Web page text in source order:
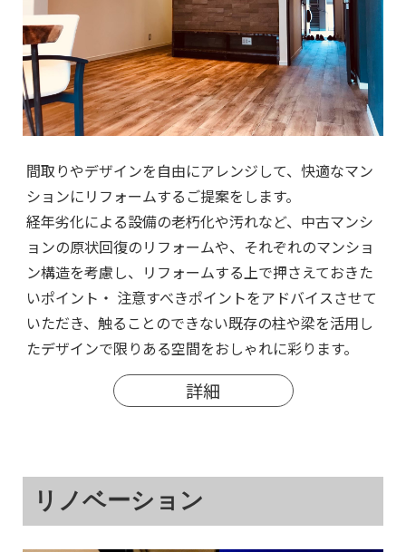
間取りやデザインを自由にアレンジして、快適なマン
ションにリフォームするご提案をします。
経年劣化による設備の老朽化や汚れなど、中古マンシ
ョンの原状回復のリフォームや、それぞれのマンショ
ン構造を考慮し、リフォームする上で押さえておきた
いポイント・ 注意すべきポイントをアドバイスさせて
いただき、触ることのできない既存の柱や梁を活用し
たデザインで限りある空間をおしゃれに彩ります。
詳細
リノベーション